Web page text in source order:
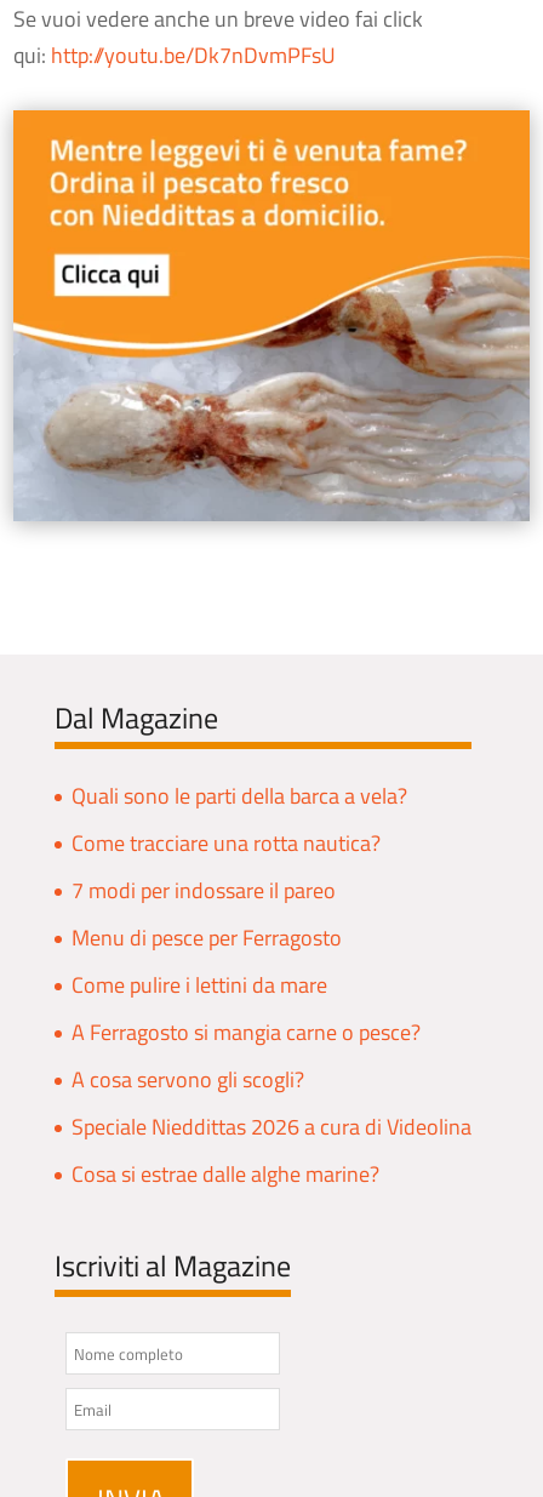
Se vuoi vedere anche un breve video fai click
qui: http://youtu.be/Dk7nDvmPFsU
Dal Magazine
Quali sono le parti della barca a vela?
Come tracciare una rotta nautica?
7 modi per indossare il pareo
Menu di pesce per Ferragosto
Come pulire i lettini da mare
A Ferragosto si mangia carne o pesce?
A cosa servono gli scogli?
Speciale Nieddittas 2026 a cura di Videolina
Cosa si estrae dalle alghe marine?
Iscriviti al Magazine